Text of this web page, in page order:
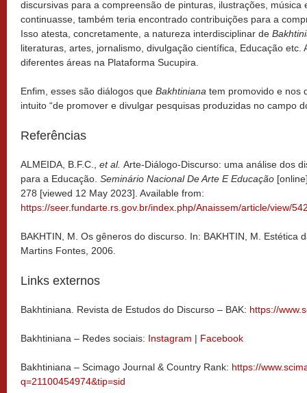
discursivas para a compreensão de pinturas, ilustrações, música
continuasse, também teria encontrado contribuições para a
Isso atesta, concretamente, a natureza interdisciplinar de
literaturas, artes, jornalismo, divulgação científica, Educação etc.
diferentes áreas na Plataforma Sucupira.
Enfim, esses são diálogos que Bakhtiniana tem promovido e nos
intuito “de promover e divulgar pesquisas produzidas no campo
Referências
ALMEIDA, B.F.C., et al. Arte-Diálogo-Discurso: uma análise dos
para a Educação. Seminário Nacional De Arte E Educação
278 [viewed 12 May 2023]. Available from:
https://seer.fundarte.rs.gov.br/index.php/Anaissem/article/view/
BAKHTIN, M. Os gêneros do discurso. In: BAKHTIN, M. Estética
Martins Fontes, 2006.
Links externos
Bakhtiniana. Revista de Estudos do Discurso – BAK: https://
Bakhtiniana – Redes sociais: Instagram | Facebook
Bakhtiniana – Scimago Journal & Country Rank: https://
q=21100454974&tip=sid